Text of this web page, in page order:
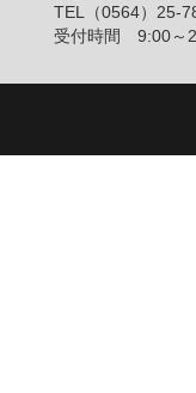
TEL（0564）25-
受付時間 9:00～